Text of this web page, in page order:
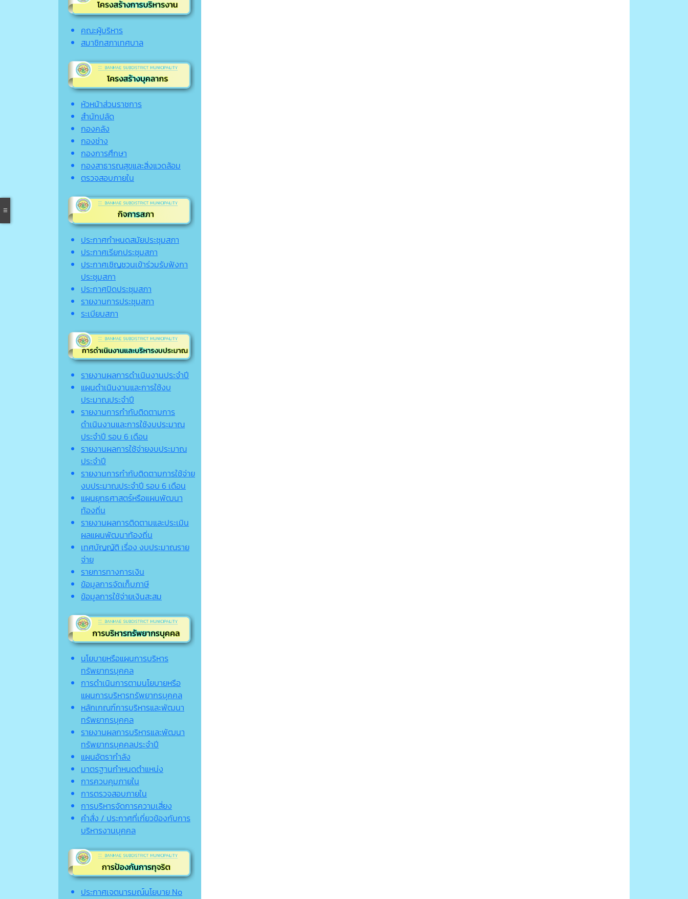
คณะผู้บริหาร
สมาชิกสภาเทศบาล
หัวหน้าส่วนราชการ
สำนักปลัด
กองคลัง
กองช่าง
กองการศึกษา
กองสาธารณสุขและสิ่งแวดล้อม
ตรวจสอบภายใน
ประกาศกำหนดสมัยประชุมสภา
ประกาศเรียกประชุมสภา
ประกาศเชิญชวนเข้าร่วมรับฟังกา
ประชุมสภา
ประกาศปิดประชุมสภา
รายงานการประชุมสภา
ระเบียบสภา
รายงานผลการดำเนินงานประจำปี
แผนดำเนินงานและการใช้งบ
ประมาณประจำปี
รายงานการกำกับติดตามการ
ดำเนินงานและการใช้งบประมาณ
ประจำปี รอบ 6 เดือน
รายงานผลการใช้จ่ายงบประมาณ
ประจำปี
รายงานการกำกับติดตามการใช้จ่าย
งบประมาณประจำปี รอบ 6 เดือน
แผนยุทธศาสตร์หรือแผนพัฒนา
ท้องถิ่น
รายงานผลการติดตามและประเมิน
ผลแผนพัฒนาท้องถิ่น
เทศบัญญัติ เรื่อง งบประมาณราย
จ่าย
รายการทางการเงิน
ข้อมูลการจัดเก็บภาษี
ข้อมูลการใช้จ่ายเงินสะสม
นโยบายหรือแผนการบริหาร
ทรัพยากรบุคคล
การดำเนินการตามนโยบายหรือ
แผนการบริหารทรัพยากรบุคคล
หลักเกณฑ์การบริหารและพัฒนา
ทรัพยากรบุคคล
รายงานผลการบริหารและพัฒนา
ทรัพยากรบุคคลประจำปี
แผนอัตรากำลัง
มาตรฐานกำหนดตำแหน่ง
การควบคุมภายใน
การตรวจสอบภายใน
การบริหารจัดการความเสี่ยง
คำสั่ง / ประกาศที่เกี่ยวข้องกับการ
บริหารงานบุคคล
ประกาศเจตนารมณ์นโยบาย No